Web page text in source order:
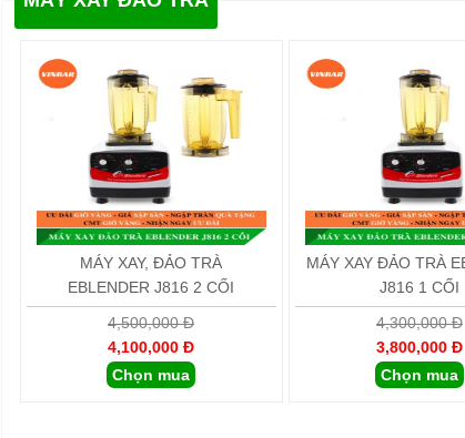
MÁY XAY, ĐẢO TRÀ
EBLENDER J816 2 CỐI
4,500,000 Đ
4,100,000 Đ
Chọn mua
MÁY XAY ĐẢO TRÀ
J816 1 CỐI
4,300,000 Đ
3,800,000 Đ
Chọn mua